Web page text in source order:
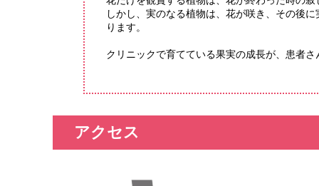
しかし、実のなる植物は、花が咲き、その後
ります。
クリニックで育てている果実の成長が、患者
アクセス